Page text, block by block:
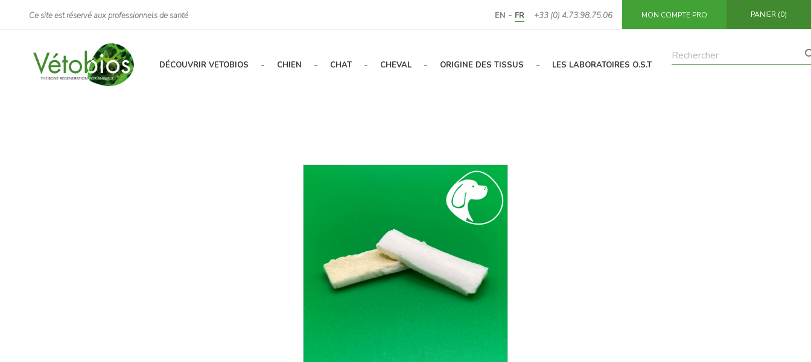
Ce site est réservé aux professionnels de santé EN - FR +33 (0) 4.73.98.75.06 MON COMPTE PRO PANIER (0)
DÉCOUVRIR VETOBIOS - CHIEN - CHAT - CHEVAL - ORIGINE DES TISSUS - LES LABORATOIRES O.S.T